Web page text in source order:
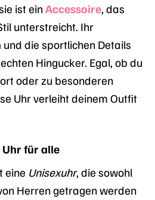
ist ein Accessoire , das
unterstreicht. Ihr
und die sportlichen Details
Hingucker. Egal, ob du
oder zu besonderen
Uhr verleiht deinem Outfit
Uhr für alle
eine Unisexuhr, die sowohl
Herren getragen werden